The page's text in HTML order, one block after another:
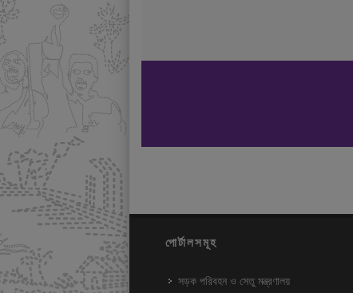
পোর্টালসমূহ
সড়ক পরিবহন ও সেতু মন্ত্রণালয়